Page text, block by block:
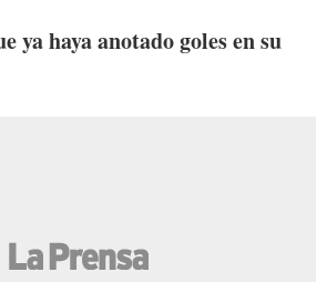
ya haya anotado goles en su